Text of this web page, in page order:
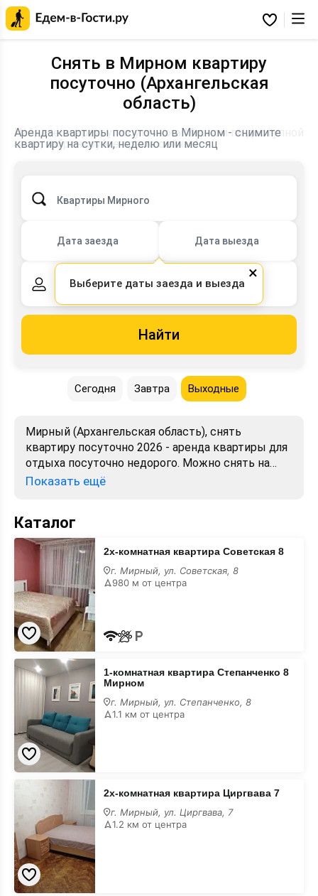
Гости.ру
Избранное
Снять в Мирном квартиру
посуточно (Архангельская
область)
Найдите квартиру посуточно в Мирном по доступной
цене, забронируйте прямо сейчас!
Аренда квартиры посуточно в Мирном - снимите
квартиру на сутки, неделю или месяц
Квартиры Мирного
Дата заезда Дата выезда
2 взрослых,0 детей
Найти
Сегодня Завтра Выходные
Мирный (Архангельская область), снять
квартиру посуточно 2026 - аренда квартиры для
отдыха посуточно недорого. Можно снять на
сутки. Лучшие цены, отзывы, фото, карта.
Показать ещё
Каталог
2х-
комнатная
Советская
2х-комнатная квартира Советская 8
г. Мирный, ул. Советская, 8
980 м от центра
1-
комнатная
квартира
Степанченко
Мирном
1-комнатная квартира Степанченко 8
Мирном
г. Мирный, ул. Степанченко, 8
1.1 км от центра
2х-
квартира
Циргвава
7
2х-комнатная квартира Циргвава 7
г. Мирный, ул. Циргвава, 7
1.2 км от центра
×
Выберите даты заезда и выезда